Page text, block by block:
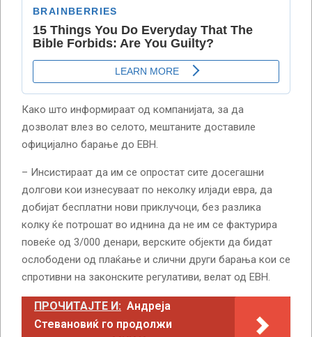
Како што информираат од компанијата, за да
дозволат влез во селото, мештаните доставиле
официјално барање до ЕВН.
– Инсистираат да им се опростат сите досегашни
долгови кои изнесуваат по неколку илјади евра, да
добијат бесплатни нови приклучоци, без разлика
колку ќе потрошат во иднина да не им се фактурира
повеќе од 3/000 денари, верските објекти да бидат
ослободени од плаќање и слични други барања кои се
спротивни на законските регулативи, велат од ЕВН.
ПРОЧИТАЈТЕ И: Андреја
Стевановиќ го продолжи